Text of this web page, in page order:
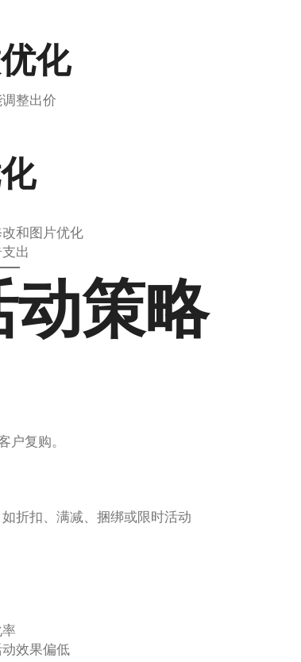
化
整出价
和图片优化
出
动策略
户复购。
折扣、满减、捆绑或限时活动
效果偏低